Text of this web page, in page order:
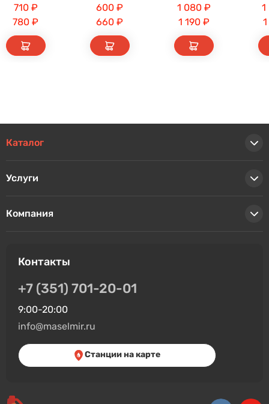
710₽
780 ₽
600 ₽
660 ₽
1 080₽
1 190₽
1
Каталог
Услуги
Компания
Контакты
+7 (351) 701-20-01
9:00-20:00
info@maselmir.ru
Станции на карте